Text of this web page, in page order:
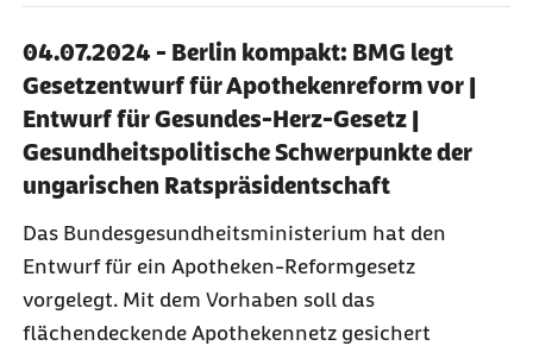
04.07.2024 - Berlin kompakt: BMG legt
Gesetzentwurf für Apothekenreform vor |
Entwurf für Gesundes-Herz-Gesetz |
Gesundheitspolitische Schwerpunkte der
ungarischen Ratspräsidentschaft
Das Bundesgesundheitsministerium hat den
Entwurf für ein Apotheken-Reformgesetz
vorgelegt. Mit dem Vorhaben soll das
flächendeckende Apothekennetz gesichert